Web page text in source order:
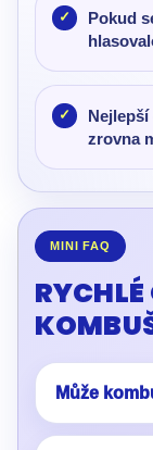
Pokud
Nejlepší
zrovna
MINI FAQ
Může